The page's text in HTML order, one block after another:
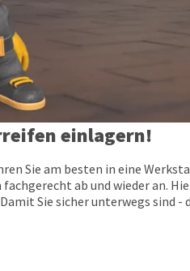
einlagern!
Sie am besten in eine
ab und wieder an.
Sie sicher unterwegs sind -